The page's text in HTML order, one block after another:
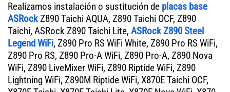
Realizamos instalación o sustitución de placas base
ASRockZ890 Taichi AQUA, Z890 Taichi OCF, Z890
Taichi, ASRock Z890 Taichi Lite, ASRock Z890 Steel
Legend WiFi, Z890 Pro RS WiFi White, Z890 Pro RS WiFi,
Z890 Pro RS, Z890 Pro-A WiFi, Z890 Pro-A, Z890 Nova
WiFi, Z890 LiveMixer WiFi, Z890 Riptide WiFi, Z890
Lightning WiFi, Z890M Riptide WiFi, X870E Taichi OCF,